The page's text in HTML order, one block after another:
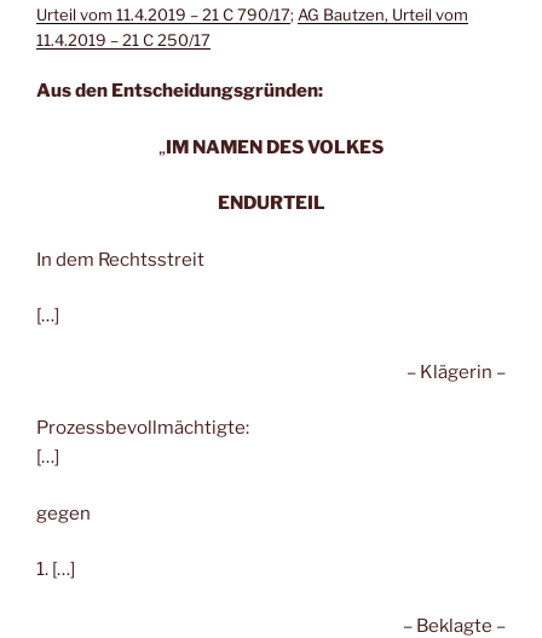
Urteil vom 11.4.2019 – 21 C 790/17; AG Bautzen, Urteil vom
11.4.2019 – 21 C 250/17
Aus den Entscheidungsgründen:
„IM NAMEN DES VOLKES
ENDURTEIL
In dem Rechtsstreit
[…]
– Klägerin –
Prozessbevollmächtigte:
[…]
gegen
1. […]
– Beklagte –